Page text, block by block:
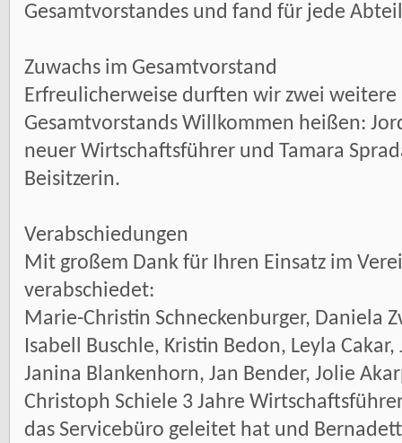
Gesamtvorstandes und fand für jede
Zuwachs im Gesamtvorstand
Erfreulicherweise durften wir zwei weitere
Gesamtvorstands Willkommen heißen:
neuer Wirtschaftsführer und Tamara
Beisitzerin.
Verabschiedungen
Mit großem Dank für Ihren Einsatz im
verabschiedet:
Marie-Christin Schneckenburger, Daniela
Isabell Buschle, Kristin Bedon, Leyla
Janina Blankenhorn, Jan Bender, Jolie
Christoph Schiele 3 Jahre
das Servicebüro geleitet hat und